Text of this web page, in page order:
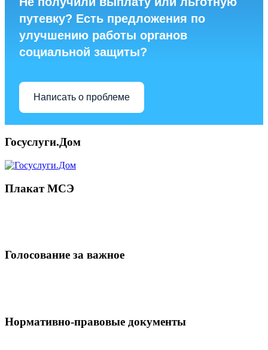
путевку? Есть предложения по
улучшению работы органов
социальной защиты?
Написать о проблеме
Госуслуги.Дом
Плакат МСЭ
Голосование за важное
Нормативно-правовые документы